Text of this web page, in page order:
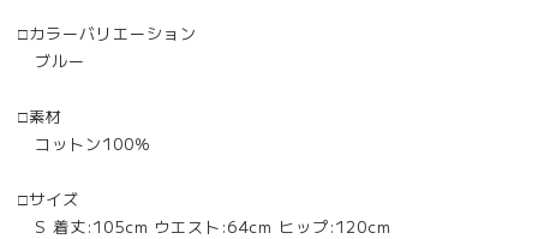
□カラーバリエーション
ブルー
□素材
コットン100％
□サイズ
S 着丈:105cm ウエスト:64cm ヒップ:120cm